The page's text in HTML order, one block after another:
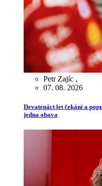
Petr Zajíc ,
07. 08. 2026
Devatenáct let čekání a
jedna obava